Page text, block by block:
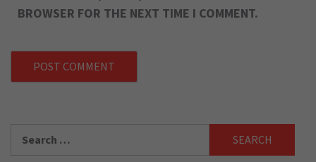
BROWSER FOR THE NEXT TIME I COMMENT.
for: